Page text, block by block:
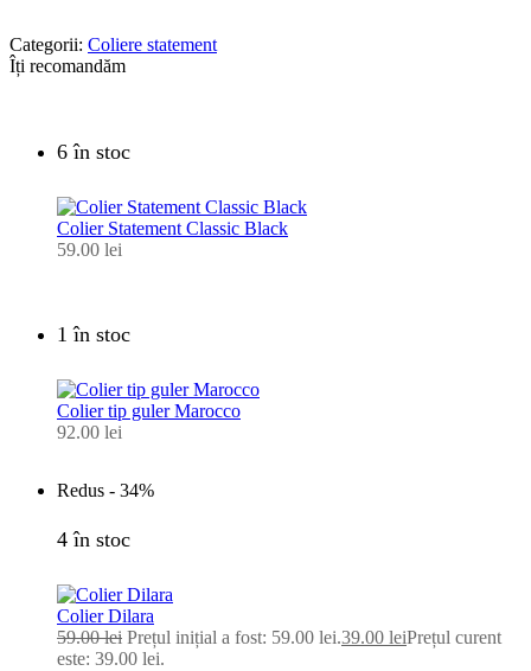
Categorii: Coliere statement
Îți recomandăm
6 în stoc
Colier Statement Classic Black
59.00 lei
1 în stoc
Colier tip guler Marocco
92.00 lei
Redus - 34%
4 în stoc
Colier Dilara
59.00lei Prețul inițial a fost: 59.00 lei.39.00 leiPrețul curent
este: 39.00 lei.